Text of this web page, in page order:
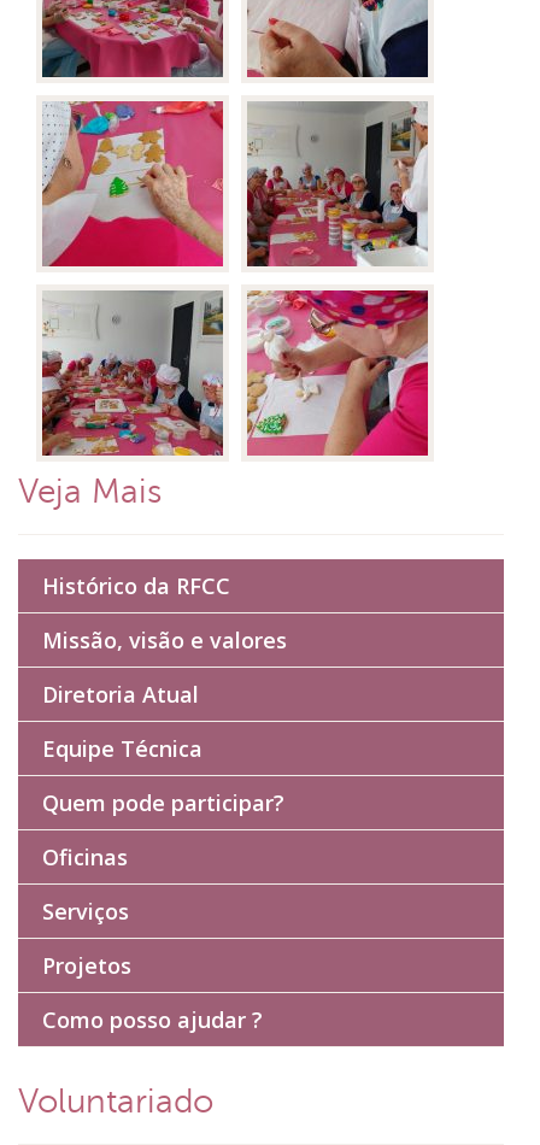
Veja Mais
Histórico da RFCC
Missão, visão e valores
Diretoria Atual
Equipe Técnica
Quem pode participar?
Oficinas
Serviços
Projetos
Como posso ajudar ?
Voluntariado